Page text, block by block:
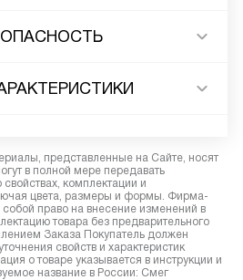
представленные на Сайте, носят
в полной мере передавать
комплектации и
цвета, размеры и формы. Фирма-
собой право на внесение изменений в
товара без предварительного
Заказа Покупатель должен
свойств и характеристик
о товаре указывается в инструкции и
название в России: Смег